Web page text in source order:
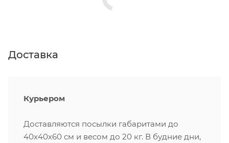
Доставка
Курьером
Доставляются посылки габаритами до
40х40х60 см и весом до 20 кг. В будние дни,